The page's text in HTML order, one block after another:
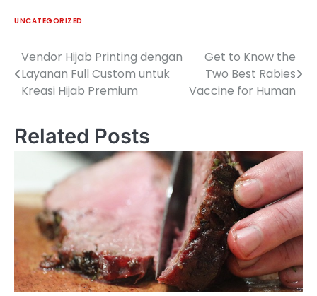
UNCATEGORIZED
Post
navigation
Vendor Hijab Printing dengan
Layanan Full Custom untuk
Kreasi Hijab Premium
Get to Know the
Two Best Rabies
Vaccine for Human
Related Posts